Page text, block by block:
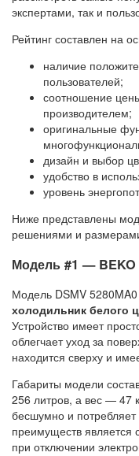
экспертами, так и
Рейтинг составлен на
наличие
пользователей;
соотношение
производителем;
оригинальные
дизайн и выбор
удобство в
уровень
Ниже представлены
решениями и
Модель #1 — BEKO
Модель DSMV
холодильник белого
Устройство имеет
облегчает уход за
находится сверху и
Габариты модели
256 литров, а вес — 47
бесшумно и потребляет
преимуществ является
при отключении